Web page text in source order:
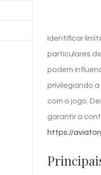
Identificar
particulares
podem
privilegiando
com o jogo.
garantir a
https://